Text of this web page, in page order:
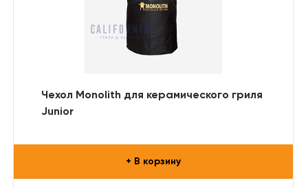
Чехол Monolith для керамического гриля
Junior
+ В корзину